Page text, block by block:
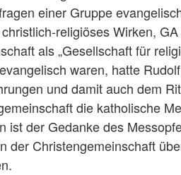
einer Gruppe
religiöses Wirken,
als „Gesellschaft für
waren, hatte
und damit auch dem
die katholische
ist der Gedanke des
der Christengemeinschaft